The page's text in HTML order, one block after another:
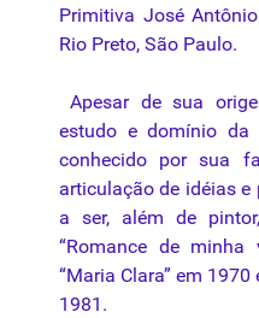
Primitiva José
Rio Preto, São Paulo.
Apesar de sua
estudo e domínio da
conhecido por sua
articulação de idéias e
a ser, além de
“Romance de minha
“Maria Clara” em 1970
1981.